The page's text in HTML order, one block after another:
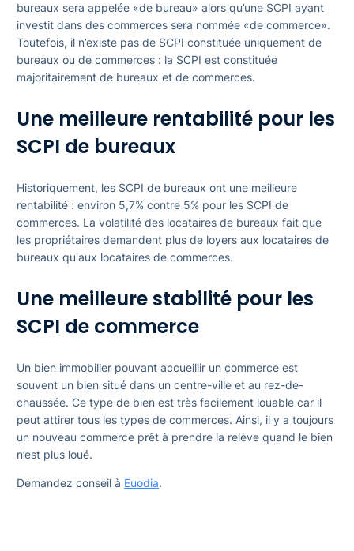
bureaux sera appelée «de bureau» alors qu’une SCPI ayant
investit dans des commerces sera nommée «de commerce».
Toutefois, il n’existe pas de SCPI constituée uniquement de
bureaux ou de commerces : la SCPI est constituée
majoritairement de bureaux et de commerces.
Une meilleure rentabilité pour les
SCPI de bureaux
Historiquement, les SCPI de bureaux ont une meilleure
rentabilité : environ 5,7% contre 5% pour les SCPI de
commerces. La volatilité des locataires de bureaux fait que
les propriétaires demandent plus de loyers aux locataires de
bureaux qu'aux locataires de commerces.
Une meilleure stabilité pour les
SCPI de commerce
Un bien immobilier pouvant accueillir un commerce est
souvent un bien situé dans un centre-ville et au rez-de-
chaussée. Ce type de bien est très facilement louable car il
peut attirer tous les types de commerces. Ainsi, il y a toujours
un nouveau commerce prêt à prendre la relève quand le bien
n’est plus loué.
Demandez conseil à Euodia.